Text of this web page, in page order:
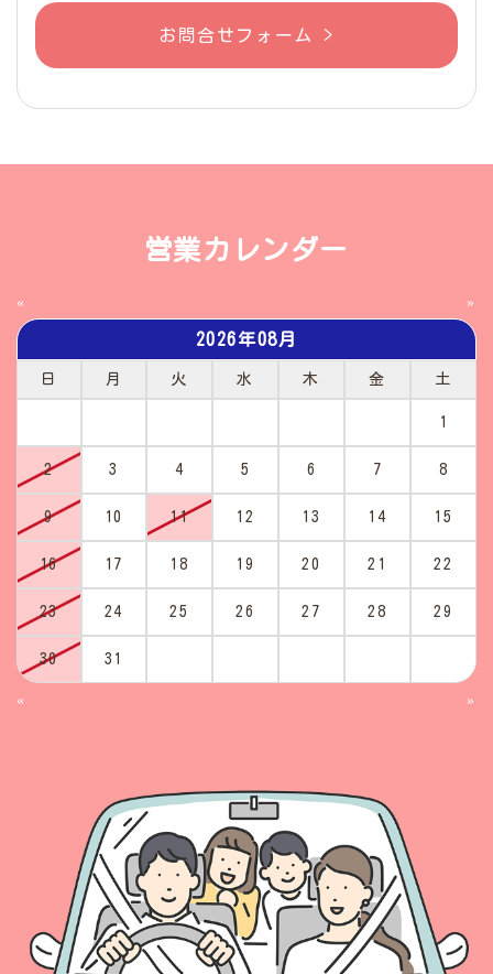
お問合せフォーム >
営業カレンダー
« »
2026年08月
日 月 火 水 木 金 土
1
2 3 4 5 6 7 8
9 10 11 12 13 14 15
16 17 18 19 20 21 22
23 24 25 26 27 28 29
30 31
« »